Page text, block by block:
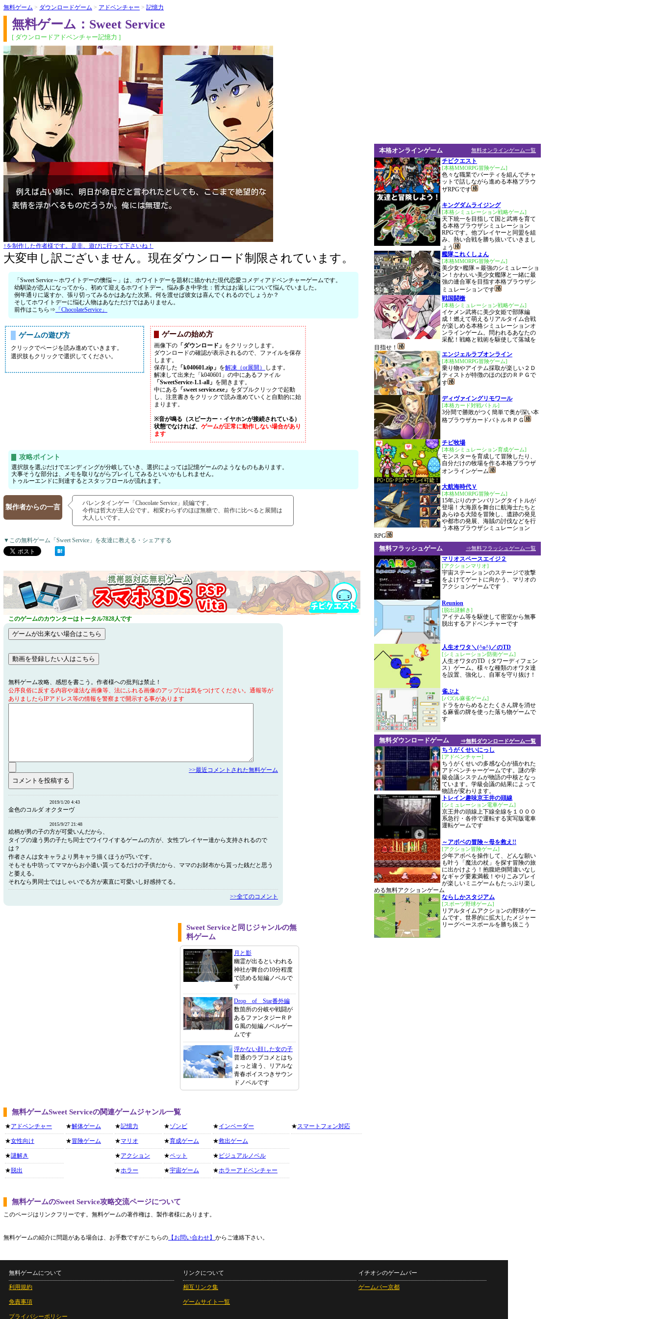
無料ゲーム > ダウンロードゲーム > アドベンチャー > 記憶力
無料ゲーム：Sweet Service
[ ダウンロードアドベンチャー記憶力 ]
↑を制作した作者様です。是非、遊びに行って下さいね！
大変申し訳ございません。現在ダウンロード制限されています。
「Sweet Service～ホワイトデーの懊悩～」は、ホワイトデーを題材に描かれた現代恋愛コメディアドベンチャーゲームです。
幼馴染が恋人になってから、初めて迎えるホワイトデー。悩み多き中学生：哲大はお返しについて悩んでいました。
例年通りに返すか、張り切ってみるかはあなた次第。何を渡せば彼女は喜んでくれるのでしょうか？
そしてホワイトデーに悩む人物はあなただけではありません。
前作はこちら⇒ 「ChocolateService」
ゲームの遊び方
クリックでページを読み進めていきます。
選択肢もクリックで選択してください。
ゲームの始め方
画像下の 「ダウンロード」 をクリックします。
ダウンロードの確認が表示されるので、ファイルを保存
します。
保存した 「k040601.zip」 を解凍（or展開）
します。
解凍して出来た「k040601」の中にあるファイル
「SweetService-1.1-all」 を開きます。
中にある 「sweet service.exe」 をダブルクリックで起動
し、注意書きをクリックで読み進めていくと自動的に始
まります。
※音が鳴る（スピーカー・イヤホンが接続されている）
状態でなければ、 ゲームが正常に動作しない場合があり
ます
攻略ポイント
選択肢を選ぶだけでエンディングが分岐していき、選択によっては記憶ゲームのようなものもあります。
大事そうな部分は、メモを取りながらプレイしてみるといいかもしれません。
トゥルーエンドに到達するとスタッフロールが流れます。
製作者からの一言
バレンタインゲー「Chocolate Service」続編です。
今作は哲大が主人公です。相変わらずのほぼ無糖で、前作に比べると展開は
大人しいです。
▼この無料ゲーム「Sweet Service」を友達に教える・シェアする
このゲームのカウンターはトータル7828人です
無料ゲーム攻略、感想を書こう。作者様への批判は禁止！
公序良俗に反する内容や違法な画像等、法にふれる画像のアップには気をつけてください。通報等が
ありましたらIPアドレス等の情報を警察まで開示する事があります
>>最近コメントされた無料ゲーム
2019/1/20 4:43
金色のコルダ オクターヴ
2015/9/27 21:48
絵柄が男の子の方が可愛いんだから、
タイプの違う男の子たち同士でワイワイするゲームの方が、女性プレイヤー達から支持されるので
は？
作者さんは女キャラより男キャラ描くほうが巧いです。
そもそも中坊ってママからお小遣い貰ってるだけの子供だから、ママのお財布から貰った銭だと思う
と萎える。
それなら男同士ではしゃいでる方が素直に可愛いし好感持てる。
>>全てのコメント
Sweet Serviceと同じジャンルの無
料ゲーム
月と影
幽霊が出るといわれる
神社が舞台の10分程度
で読める短編ノベルで
す
Drop of Star番外編
数箇所の分岐や戦闘が
あるファンタジーＲＰ
Ｇ風の短編ノベルゲー
ムです
浮かない顔した女の子
普通のラブコメとはち
ょっと違う、リアルな
青春ボイスつきサウン
ドノベルです
無料ゲームSweet Serviceの関連ゲームジャンル一覧
★アドベンチャー
★女性向け
★謎解き
★ 脱出
★解体ゲーム
★冒険ゲーム
★記憶力
★マリオ
★アクション
★ホラー
★ゾンビ
★育成ゲーム
★ペット
★宇宙ゲーム
★インベーダー
★救出ゲーム
★ ビジュアルノベル
★ホラーアドベンチャー
★スマートフォン対応
無料ゲームのSweet Service攻略交流ページについて
このページはリンクフリーです。無料ゲームの著作権は、製作者様にあります。
無料ゲームの紹介に問題がある場合は、お手数ですがこちらの 【お問い合わせ】 からご連絡下さい。
無料オンラインゲーム一覧
本格オンラインゲーム
チビクエスト
[本格MMORPG冒険ゲーム]
色々な職業でパーティを組んでチャ
ットで話しながら進める本格ブラウ
ザRPGです
キングダムライジング
[本格シミュレーション戦略ゲーム]
天下統一を目指して国と武将を育て
る本格ブラウザシミュレーション
RPGです。他プレイヤーと同盟を組
み、熱い合戦を勝ち抜いていきまし
ょう
艦隊これくしょん
[本格MMORPG冒険ゲーム]
美少女×艦隊＝最強のシミュレーショ
ン！かわいい美少女艦隊と一緒に最
強の連合軍を目指す本格ブラウザシ
ミュレーションです
戦国闘檄
[本格シミュレーション戦略ゲーム]
イケメン武将に美少女姫で部隊編
成！燃えて萌えるリアルタイム合戦
が楽しめる本格シミュレーションオ
ンラインゲーム。問われるあなたの
采配！戦略と戦術を駆使して落城を
目指せ！
エンジェルラブオンライン
[本格MMORPG冒険ゲーム]
乗り物やアイテム採取が楽しい２Ｄ
ティストが特徴のほのぼのＲＰＧで
す
ディヴァイングリモワール
[本格カード対戦バトル]
3分間で勝敗がつく簡単で奥が深い本
格ブラウザカードバトルＲＰＧ
チビ牧場
[本格シミュレーション育成ゲーム]
モンスターを育成して冒険したり、
自分だけの牧場を作る本格ブラウザ
オンラインゲーム
大航海時代Ｖ
[本格MMORPG冒険ゲーム]
15年ぶりのナンバリングタイトルが
登場！大海原を舞台に航海士たちと
あらゆる大陸を冒険し、遺跡の発見
や都市の発展、海賊の討伐などを行
う本格ブラウザシミュレーション
RPG
⇒無料フラッシュゲーム一覧
無料フラッシュゲーム
マリオスペースエイジ２
[アクションマリオ]
宇宙ステーションのステージで攻撃
をよけてゲートに向かう、マリオの
アクションゲームです
Reunion
[脱出謎解き]
アイテム等を駆使して密室から無事
脱出するアドベンチャーです
人生オワタ＼(^o^)／のTD
[シミュレーション防衛ゲーム]
人生オワタのTD（タワーディフェン
ス）ゲーム。様々な種類のオワタ達
を設置、強化し、自軍を守り抜け！
雀ぷよ
[パズル麻雀ゲーム]
ドラをからめるとたくさん牌を消せ
る麻雀の牌を使った落ち物ゲームで
す
⇒無料ダウンロードゲーム一覧
無料ダウンロードゲーム
ちうがくせいにっし
[アドベンチャー]
ちうがくせいの多感な心が描かれた
アドベンチャーゲームです。謎の学
級会議システムが物語の中核となっ
ています。学級会議の結果によって
物語が変わります。
トレイン趣味京王井の頭線
[シミュレーション電車ゲーム]
京王井の頭線上下線全線を１０００
系急行・各停で運転する実写版電車
運転ゲームです
～アボベの冒険～母を救え!!
[アクション冒険ゲーム]
少年アボベを操作して、どんな願い
も叶う「魔法の杖」を探す冒険の旅
に出かけよう！抱腹絶倒間違いなし
なギャグ要素満載！やりこみプレイ
が楽しいミニゲームもたっぷり楽し
める無料アクションゲーム
ならしかスタジアム
[スポーツ野球ゲーム]
リアルタイムアクションの野球ゲー
ムです。世界的に拡大したメジャー
リーグベースボールを勝ち抜こう
無料ゲームについて
利用規約
免責事項
プライバシーポリシー
リンクについて
相互リンク集
ゲームサイト一覧
イチオシのゲームバー
ゲームバー京都